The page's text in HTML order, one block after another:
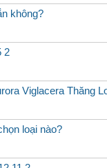
không?
2
Viglacera Thăng
loại nào?